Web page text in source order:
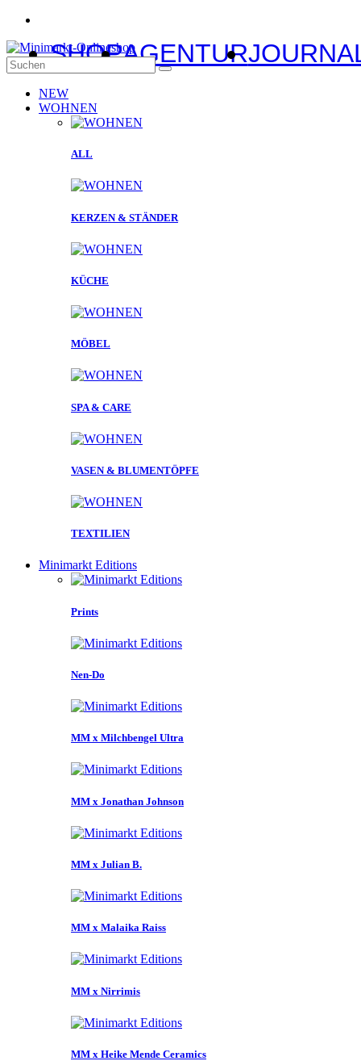
SHOPAGENTUR
NEW
WOHNEN
ALL
KERZEN & STÄNDER
KÜCHE
MÖBEL
SPA & CARE
VASEN & BLUMENTÖPFE
TEXTILIEN
Minimarkt Editions
Prints
Nen-Do
MM x Milchbengel Ultra
MM x Jonathan Johnson
MM x Julian B.
MM x Malaika Raiss
MM x Nirrimis
MM x Heike Mende Ceramics